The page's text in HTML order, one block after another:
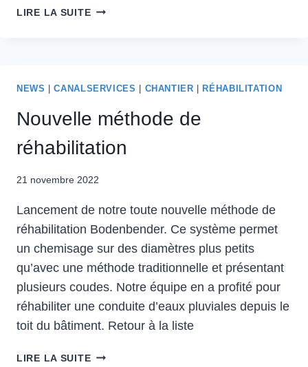
LIRE LA SUITE
NEWS |CANALSERVICES CHANTIER RÉHABILITATION
Nouvelle méthode de
réhabilitation
21 novembre 2022
Lancement de notre toute nouvelle méthode de
réhabilitation Bodenbender. Ce système permet
un chemisage sur des diamètres plus petits
qu’avec une méthode traditionnelle et présentant
plusieurs coudes. Notre équipe en a profité pour
réhabiliter une conduite d’eaux pluviales depuis le
toit du bâtiment. Retour à la liste
LIRE LA SUITE